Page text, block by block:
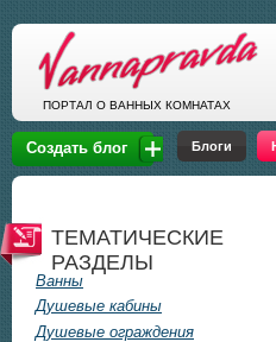
ПОРТАЛ О ВАННЫХ КОМНАТАХ
Создать блог Блоги
ТЕМАТИЧЕСКИЕ
РАЗДЕЛЫ
Ванны
Душевые кабины
Душевые ограждения